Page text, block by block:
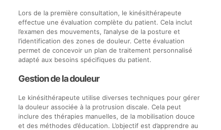
Lors de la première consultation, le kinésithérapeute
effectue une évaluation complète du patient. Cela inclut
l’examen des mouvements, l’analyse de la posture et
l’identification des zones de douleur. Cette évaluation
permet de concevoir un plan de traitement personnalisé
adapté aux besoins spécifiques du patient.
Gestion de la douleur
Le kinésithérapeute utilise diverses techniques pour gérer
la douleur associée à la protrusion discale. Cela peut
inclure des thérapies manuelles, de la mobilisation douce
et des méthodes d’éducation. L’objectif est d’apprendre au